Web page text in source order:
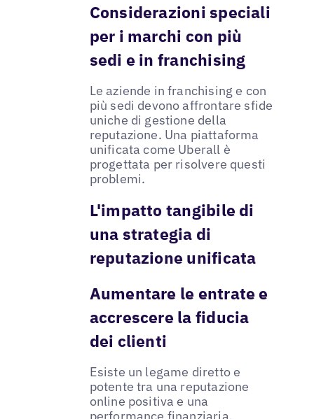
Considerazioni speciali
per i marchi con più
sedi e in franchising
Le aziende in franchising e con
più sedi devono affrontare sfide
uniche di gestione della
reputazione. Una piattaforma
unificata come Uberall è
progettata per risolvere questi
problemi.
L'impatto tangibile di
una strategia di
reputazione unificata
Aumentare le entrate e
accrescere la fiducia
dei clienti
Esiste un legame diretto e
potente tra una reputazione
online positiva e una